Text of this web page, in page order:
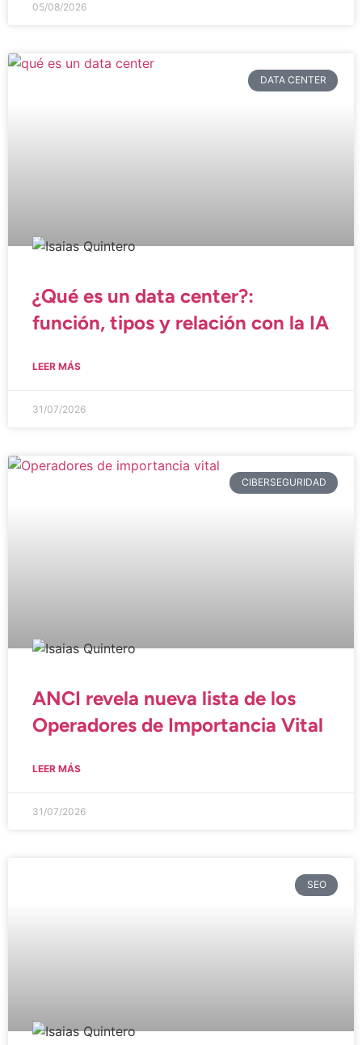
05/08/2026
DATA CENTER
¿Qué es un data center?:
función, tipos y relación con la IA
LEER MÁS
31/07/2026
CIBERSEGURIDAD
ANCI revela nueva lista de los
Operadores de Importancia Vital
LEER MÁS
31/07/2026
SEO